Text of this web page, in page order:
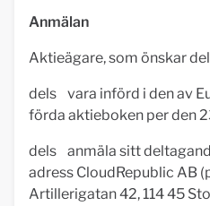
Anmälan
Aktieägare, som önskar
dels vara införd i den av
förda aktieboken per den
dels anmäla sitt
adress CloudRepublic AB
Artillerigatan 42, 114 45